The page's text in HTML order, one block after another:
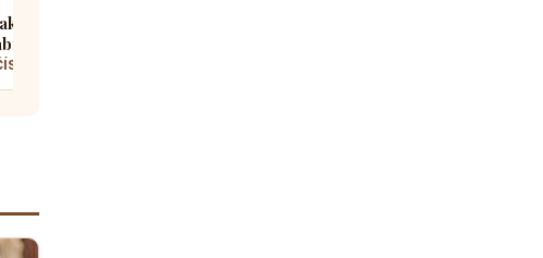
správně socializovat štěně,
z něj vyrostl sebevědomý
klidný pes
VÍCE →